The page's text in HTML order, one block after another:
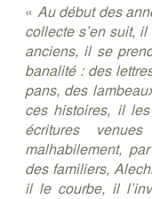
« Au début des
collecte s’en suit,
anciens, il se
banalité : des
pans, des
ces histoires, il
écritures
malhabilement,
des familiers,
il le courbe, il